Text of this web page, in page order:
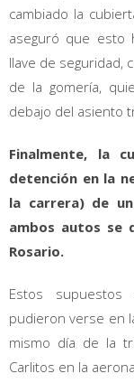
cambiado la
aseguró que esto
llave de seguridad,
de la gomería,
debajo del asiento
Finalmente, la
detención en la
la carrera) de
ambos autos se
Rosario.
Estos supuestos
pudieron verse en
mismo día de la
Carlitos en la